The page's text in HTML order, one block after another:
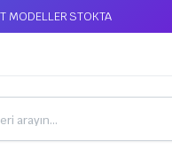
MODELLER STOKTA